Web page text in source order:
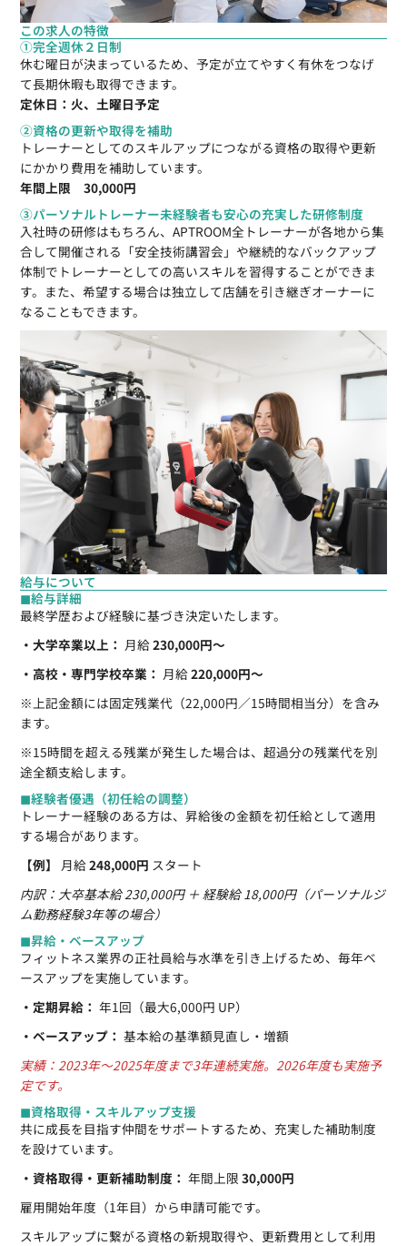
この求人の特徴
①完全週休２日制
休む曜日が決まっているため、予定が立てやすく有休をつなげ
て長期休暇も取得できます。
定休日：火、土曜日予定
②資格の更新や取得を補助
トレーナーとしてのスキルアップにつながる資格の取得や更新
にかかり費用を補助しています。
年間上限 30,000円
③パーソナルトレーナー未経験者も安心の充実した研修制度
入社時の研修はもちろん、APTROOM全トレーナーが各地から集
合して開催される「安全技術講習会」や継続的なバックアップ
体制でトレーナーとしての高いスキルを習得することができま
す。また、希望する場合は独立して店舗を引き継ぎオーナーに
なることもできます。
給与について
◼︎給与詳細
最終学歴および経験に基づき決定いたします。
・大学卒業以上： 月給230,000円〜
・高校・専門学校卒業： 月給220,000円〜
※上記金額には固定残業代（22,000円／15時間相当分）を含み
ます。
※15時間を超える残業が発生した場合は、超過分の残業代を別
途全額支給します。
◼︎経験者優遇（初任給の調整）
トレーナー経験のある方は、昇給後の金額を初任給として適用
する場合があります。
【例】
月給248,000円 スタート
内訳：大卒基本給 230,000円 ＋ 経験給 18,000円（パーソナルジ
ム勤務経験3年等の場合）
◼︎昇給・ベースアップ
フィットネス業界の正社員給与水準を引き上げるため、毎年ベ
ースアップを実施しています。
・定期昇給： 年1回（最大6,000円 UP）
・ベースアップ： 基本給の基準額見直し・増額
実績：2023年〜2025年度まで3年連続実施。2026年度も実施予
定です。
◼︎資格取得・スキルアップ支援
共に成長を目指す仲間をサポートするため、充実した補助制度
を設けています。
・資格取得・更新補助制度： 年間上限30,000円
雇用開始年度（1年目）から申請可能です。
スキルアップに繋がる資格の新規取得や、更新費用として利用